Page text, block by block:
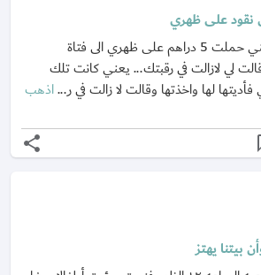
نقود على ظهري
رات اختي في المنام كانني حملت 5 دراهم على ظهري الى فتاة
لي لازالت في رقبتك... يعني كانت تلك
لها واخذتها وقالت لا زالت في ر...اذهب
share
بيتنا يهتز